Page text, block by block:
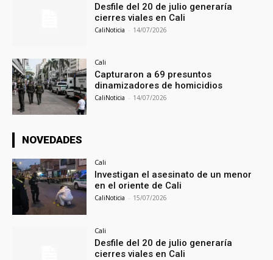
Desfile del 20 de julio generaría
cierres viales en Cali
CaliNoticia - 14/07/2026
Cali
Capturaron a 69 presuntos
dinamizadores de homicidios
CaliNoticia - 14/07/2026
NOVEDADES
Cali
Investigan el asesinato de un menor
en el oriente de Cali
CaliNoticia - 15/07/2026
Cali
Desfile del 20 de julio generaría
cierres viales en Cali